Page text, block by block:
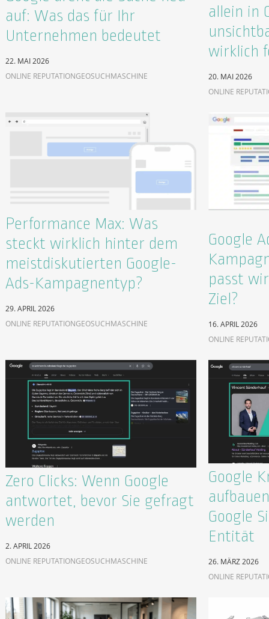
auf: Was das für Ihr
Unternehmen bedeutet
22. MAI 2026
ONLINE REPUTATIONGEOSUCHMASCHINE
allein in
wirklich
20. MAI 2026
ONLINE
Performance Max: Was
steckt wirklich hinter dem
meistdiskutierten Google-
Ads-Kampagnentyp?
29. APRIL 2026
ONLINE REPUTATIONGEOSUCHMASCHINE
Google
passt
Ziel?
16. APRIL 2026
ONLINE
Zero Clicks: Wenn Google
antwortet, bevor Sie gefragt
werden
2. APRIL 2026
ONLINE REPUTATIONGEOSUCHMASCHINE
Google
Google
Entität
26. MÄRZ 2026
ONLINE